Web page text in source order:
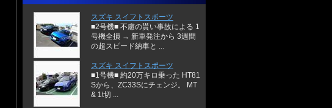
スズキ スイフトスポーツ
■2号機■ 不慮の貰い事故による 1
号機全損 → 新車発注から 3週間
の超スピード納車と ...
スズキ スイフトスポーツ
■1号機■ 約20万キロ乗った HT81
Sから、ZC33Sにチェンジ。 MT
& 1t切 ...